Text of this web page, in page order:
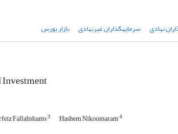
نهادی سرمایهگذاران غیرنهادی بازار بورس
Fallahshams3 Hashem Nikoomaram4